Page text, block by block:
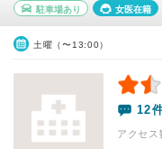
駐車場あり 女医在籍
土曜（〜13:00）
12
アクセ